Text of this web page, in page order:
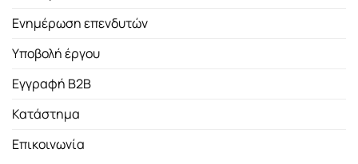
Ενημέρωση επενδυτών
Υποβολή έργου
Εγγραφή B2B
Κατάστημα
Επικοινωνία